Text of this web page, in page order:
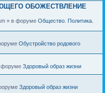
ОБОЖЕСТВЛЕНИЕ
» в форуме Общество. Политика.
Обустройство родового
форуме Здоровый образ жизни
Здоровый образ жизни